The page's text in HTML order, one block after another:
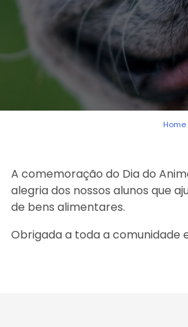
História
Comunicados
Tabela de
Viver as férias
Testemunhos
Perguntas
Jornal Digital
Home
A comemoração do Dia do
alegria dos nossos alunos que
de bens alimentares.
Obrigada a toda a comunidade